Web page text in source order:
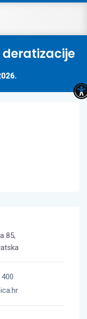
deratizacije
85,